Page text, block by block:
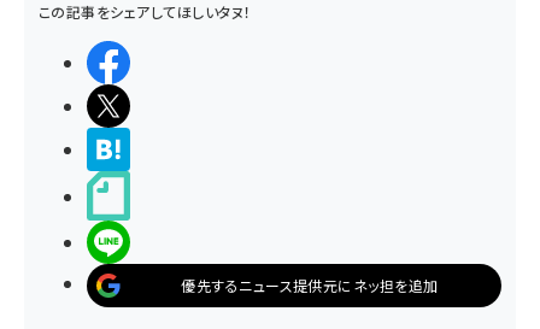
この記事をシェアしてほしいタヌ！
優先するニュース提供元にネッ担を追加